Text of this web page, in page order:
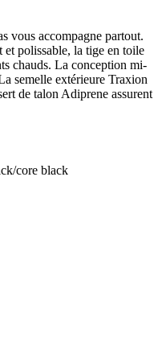
vous accompagne partout.
polissable, la tige en toile
chauds. La conception mi-
semelle extérieure Traxion
de talon Adiprene assurent
core black